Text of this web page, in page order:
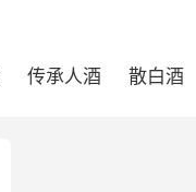
传承人酒 散白酒